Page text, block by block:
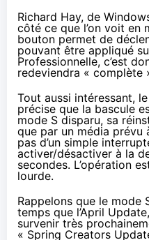
Richard Hay, de
côté ce que l’on voit en
bouton permet de
pouvant être appliqué
Professionnelle, c’est
redeviendra « complète
Tout aussi intéressant,
précise que la bascule
mode S disparu, sa
que par un média prévu
pas d’un simple
activer/désactiver à la
secondes. L’opération
lourde.
Rappelons que le mode
temps que l’April
survenir très
« Spring Creators